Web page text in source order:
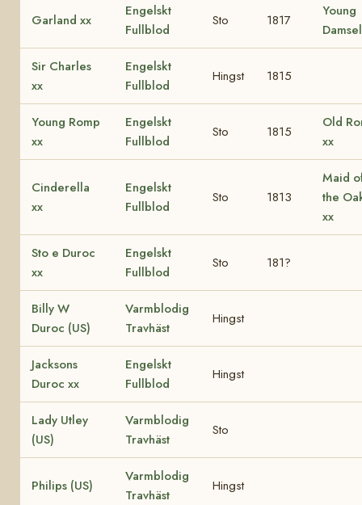
Garland xx
Engelskt
Fullblod
Sto 1817
Young
Sir Charles
xx
Engelskt
Fullblod
Hingst 1815
Young Romp
xx
Engelskt
Fullblod
Sto 1815
Old
xx
Cinderella
xx
Engelskt
Fullblod
Sto 1813
Maid
the
xx
Sto e Duroc
xx
Engelskt
Fullblod
Sto 181?
Billy W
Duroc (US)
Varmblodig
Travhäst
Hingst
Jacksons
Duroc xx
Engelskt
Fullblod
Hingst
Lady Utley
(US)
Varmblodig
Travhäst
Sto
Philips (US)
Varmblodig
Travhäst
Hingst